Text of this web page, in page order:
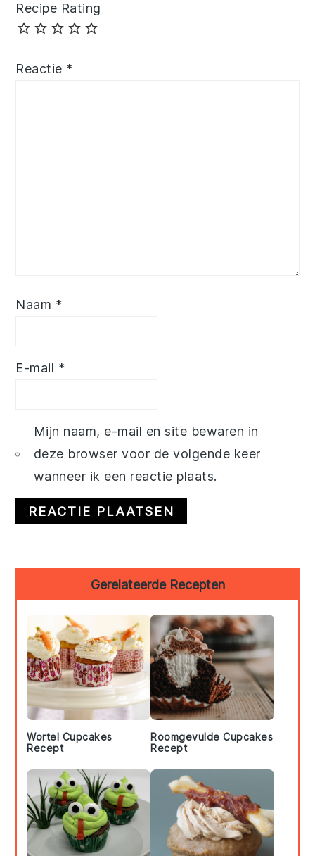
Recipe Rating
Reactie *
Naam *
E-mail *
Mijn naam, e-mail en site bewaren in
deze browser voor de volgende keer
wanneer ik een reactie plaats.
Sidebar
Gerelateerde Recepten
Wortel Cupcakes
Recept
Roomgevulde Cupcakes
Recept